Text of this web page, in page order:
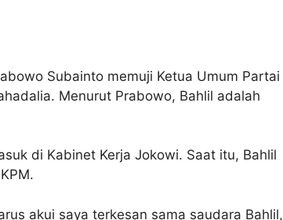
Subainto memuji Ketua Umum Partai
Menurut Prabowo, Bahlil adalah
di Kabinet Kerja Jokowi. Saat itu, Bahlil
akui saya terkesan sama saudara Bahlil,